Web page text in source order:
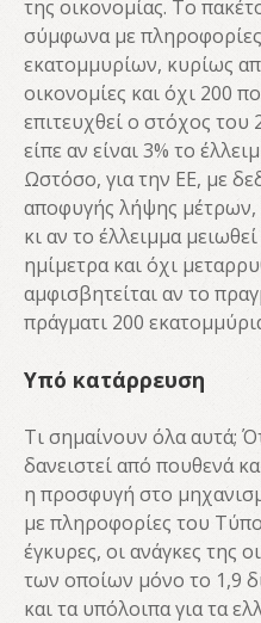
της οικονομίας. Το
σύμφωνα με
εκατομμυρίων, κυρίως
οικονομίες και όχι 200
επιτευχθεί ο στόχος του
είπε αν είναι 3% το
Ωστόσο, για την ΕΕ, με
αποφυγής λήψης μέτρων,
κι αν το έλλειμμα
ημίμετρα και όχι
αμφισβητείται αν το
πράγματι 200
Υπό κατάρρευση
Τι σημαίνουν όλα αυτά;
δανειστεί από πουθενά
η προσφυγή στο
με πληροφορίες του
έγκυρες, οι ανάγκες της
των οποίων μόνο το 1,9
και τα υπόλοιπα για τα